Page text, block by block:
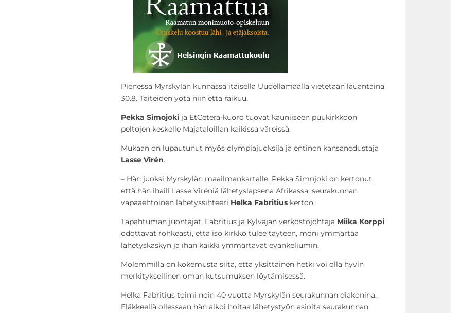
Pienessä Myrskylän kunnassa itäisellä Uudellamaalla vietetään lauantaina
30.8. Taiteiden yötä niin että raikuu.
Pekka Simojokija EtCetera-kuoro tuovat kauniiseen puukirkkoon
peltojen keskelle Majataloillan kaikissa väreissä.
Mukaan on lupautunut myös olympiajuoksija ja entinen kansanedustaja
Lasse Virén.
– Hän juoksi Myrskylän maailmankartalle. Pekka Simojoki on kertonut,
että hän ihaili Lasse Viréniä lähetyslapsena Afrikassa, seurakunnan
vapaaehtoinen lähetyssihteeri Helka Fabritiuskertoo.
Tapahtuman juontajat, Fabritius ja Kylväjän verkostojohtaja Miika Korppi
odottavat rohkeasti, että iso kirkko tulee täyteen, moni ymmärtää
lähetyskäskyn ja ihan kaikki ymmärtävät evankeliumin.
Molemmilla on kokemusta siitä, että yksittäinen hetki voi olla hyvin
merkityksellinen oman kutsumuksen löytämisessä.
Helka Fabritius toimi noin 40 vuotta Myrskylän seurakunnan diakonina.
Eläkkeellä ollessaan hän alkoi hoitaa lähetystyön asioita seurakunnan